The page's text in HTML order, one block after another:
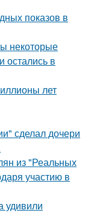
показов в
некоторые
остались в
лет
сделал дочери
из "Реальных
участию в
удивили